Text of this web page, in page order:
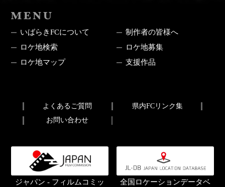
いばらきFCについて
制作者の皆様へ
ロケ地検索
ロケ地募集
ロケ地マップ
支援作品
よくあるご質問
県内FCリンク集
お問い合わせ
ジャパン - フィルムコミッ
全国ロケーションデータベ